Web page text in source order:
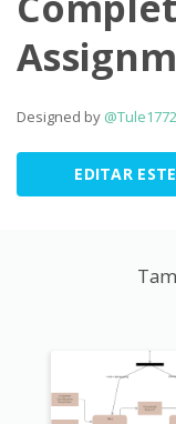
Designed by
EDITAR